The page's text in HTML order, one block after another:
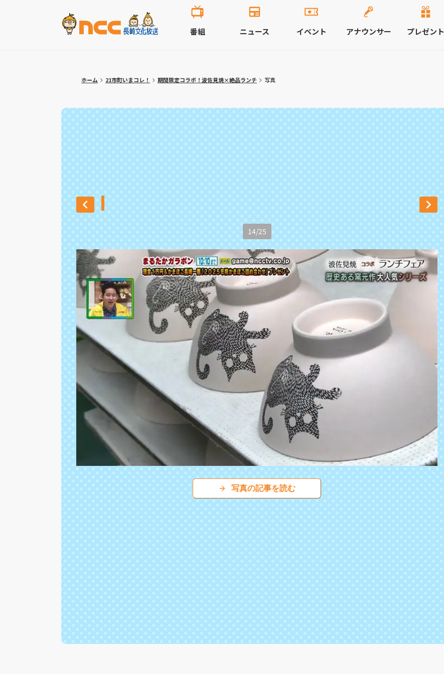
番組 ニュース イベント アナウンサー プレゼント
ホーム 21市町いまコレ！ 期間限定コラボ！波佐見焼×絶品ランチ 写真
14/25
写真の記事を読む